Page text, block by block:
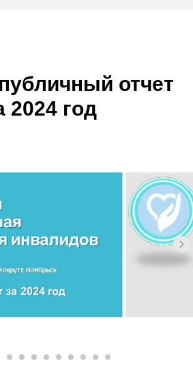
отчет
2024 год